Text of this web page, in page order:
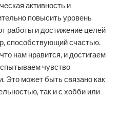
активность и
повысить уровень
работы и достижение целей
способствующий счастью.
нам нравится, и достигаем
чувство
Это может быть связано как
так и с хобби или